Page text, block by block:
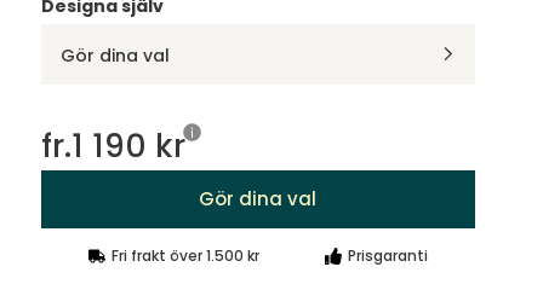
Designa själv
Gör dina val
fr.1 190 kr
Gör dina val
Fri frakt över 1.500 kr Prisgaranti